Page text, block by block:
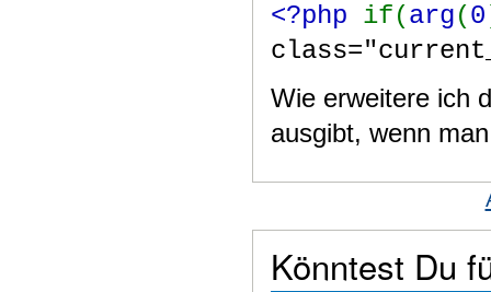
<?php if(arg(0
Wie erweitere ich
ausgibt, wenn
Könntest Du